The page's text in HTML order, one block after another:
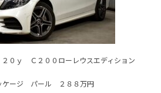
０ｙ Ｃ２００ローレウスエディション
ケージ パール ２８８万円